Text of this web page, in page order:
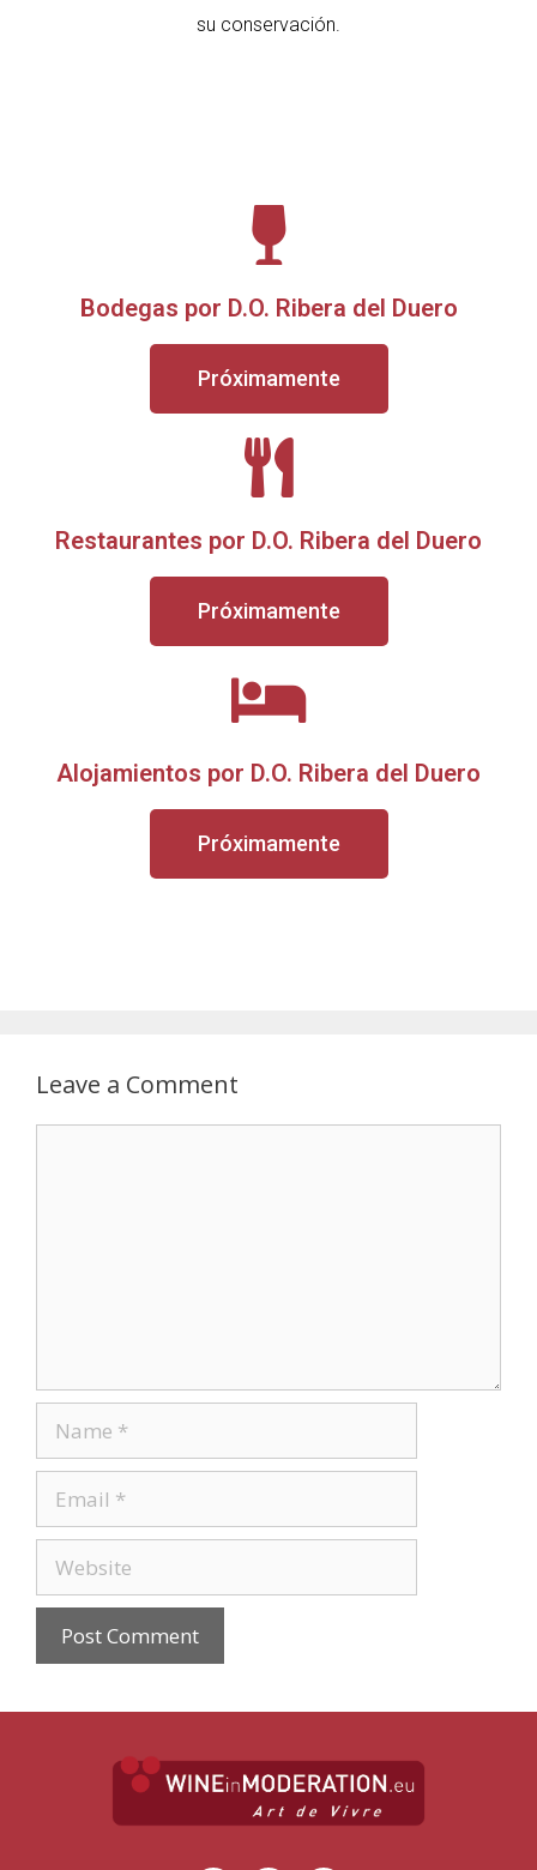
su conservación.
Bodegas por D.O. Ribera del Duero
Próximamente
Restaurantes por D.O. Ribera del Duero
Próximamente
Alojamientos por D.O. Ribera del Duero
Próximamente
Leave a Comment